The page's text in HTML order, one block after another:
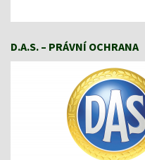
D.A.S. – PRÁVNÍ OCHRANA